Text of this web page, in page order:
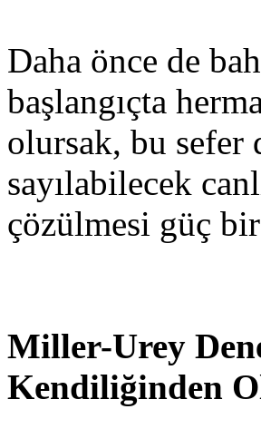
Daha önce de
başlangıçta
olursak, bu sefer
sayılabilecek
çözülmesi güç bir
Miller-Urey
Kendiliğinden